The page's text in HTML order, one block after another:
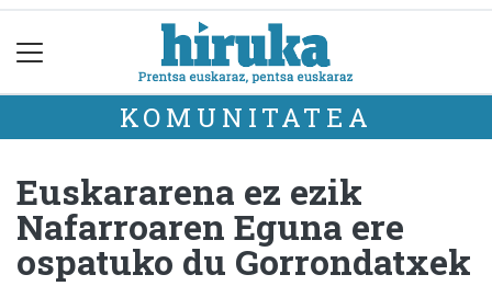
KOMUNITATEA
Euskararena ez ezik
Nafarroaren Eguna ere
ospatuko du Gorrondatxek